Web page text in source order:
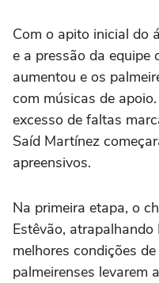
Com o apito inicial do
e a pressão da equipe
aumentou e os
com músicas de
excesso de faltas
Saíd Martínez
apreensivos.
Na primeira etapa, o
Estêvão,
melhores condições
palmeirenses levarem